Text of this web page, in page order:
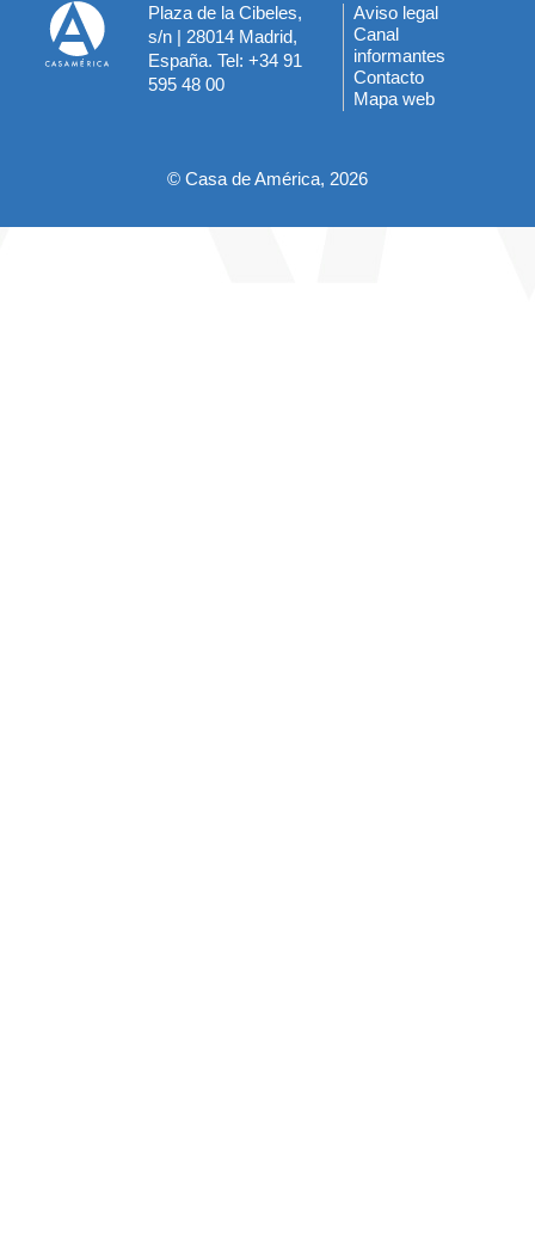
Plaza de la Cibeles,
s/n | 28014 Madrid,
España. Tel: +34 91
595 48 00
Menú
del
pie
Aviso legal
Canal
informantes
Contacto
Mapa web
© Casa de América, 2026